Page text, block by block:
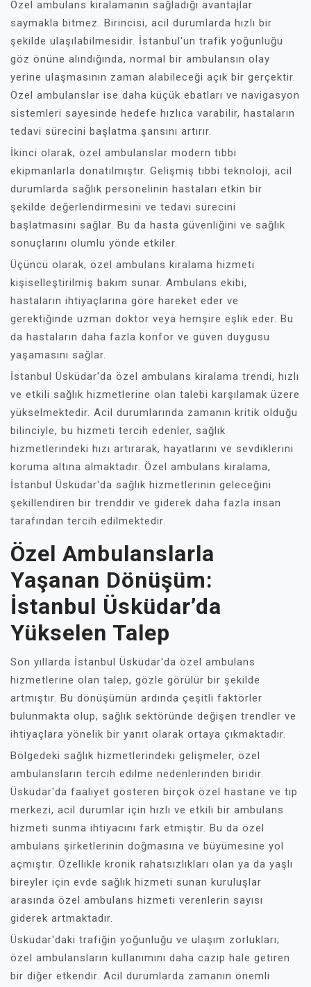
Özel ambulans kiralamanın sağladığı avantajlar
saymakla bitmez. Birincisi, acil durumlarda hızlı bir
şekilde ulaşılabilmesidir. İstanbul'un trafik yoğunluğu
göz önüne alındığında, normal bir ambulansın olay
yerine ulaşmasının zaman alabileceği açık bir gerçektir.
Özel ambulanslar ise daha küçük ebatları ve navigasyon
sistemleri sayesinde hedefe hızlıca varabilir, hastaların
tedavi sürecini başlatma şansını artırır.
İkinci olarak, özel ambulanslar modern tıbbi
ekipmanlarla donatılmıştır. Gelişmiş tıbbi teknoloji, acil
durumlarda sağlık personelinin hastaları etkin bir
şekilde değerlendirmesini ve tedavi sürecini
başlatmasını sağlar. Bu da hasta güvenliğini ve sağlık
sonuçlarını olumlu yönde etkiler.
Üçüncü olarak, özel ambulans kiralama hizmeti
kişiselleştirilmiş bakım sunar. Ambulans ekibi,
hastaların ihtiyaçlarına göre hareket eder ve
gerektiğinde uzman doktor veya hemşire eşlik eder. Bu
da hastaların daha fazla konfor ve güven duygusu
yaşamasını sağlar.
İstanbul Üsküdar'da özel ambulans kiralama trendi, hızlı
ve etkili sağlık hizmetlerine olan talebi karşılamak üzere
yükselmektedir. Acil durumlarında zamanın kritik olduğu
bilinciyle, bu hizmeti tercih edenler, sağlık
hizmetlerindeki hızı artırarak, hayatlarını ve sevdiklerini
koruma altına almaktadır. Özel ambulans kiralama,
İstanbul Üsküdar'da sağlık hizmetlerinin geleceğini
şekillendiren bir trenddir ve giderek daha fazla insan
tarafından tercih edilmektedir.
Özel Ambulanslarla
Yaşanan Dönüşüm:
İstanbul Üsküdar’da
Yükselen Talep
Son yıllarda İstanbul Üsküdar'da özel ambulans
hizmetlerine olan talep, gözle görülür bir şekilde
artmıştır. Bu dönüşümün ardında çeşitli faktörler
bulunmakta olup, sağlık sektöründe değişen trendler ve
ihtiyaçlara yönelik bir yanıt olarak ortaya çıkmaktadır.
Bölgedeki sağlık hizmetlerindeki gelişmeler, özel
ambulansların tercih edilme nedenlerinden biridir.
Üsküdar'da faaliyet gösteren birçok özel hastane ve tıp
merkezi, acil durumlar için hızlı ve etkili bir ambulans
hizmeti sunma ihtiyacını fark etmiştir. Bu da özel
ambulans şirketlerinin doğmasına ve büyümesine yol
açmıştır. Özellikle kronik rahatsızlıkları olan ya da yaşlı
bireyler için evde sağlık hizmeti sunan kuruluşlar
arasında özel ambulans hizmeti verenlerin sayısı
giderek artmaktadır.
Üsküdar'daki trafiğin yoğunluğu ve ulaşım zorlukları;
özel ambulansların kullanımını daha cazip hale getiren
bir diğer etkendir. Acil durumlarda zamanın önemli